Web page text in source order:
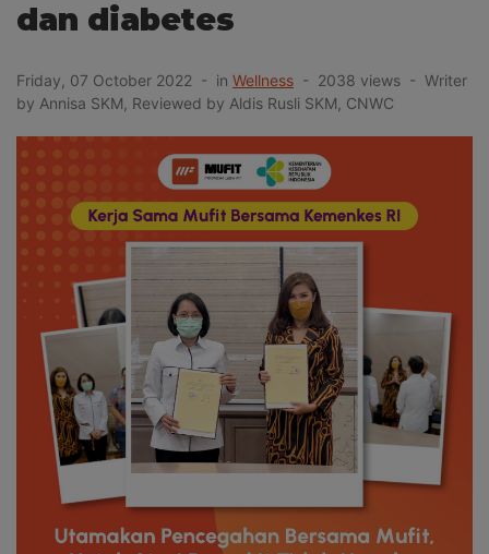
dan diabetes
Friday, 07 October 2022 - in Wellness - 2038 views - Writer
by Annisa SKM, Reviewed by Aldis Rusli SKM, CNWC